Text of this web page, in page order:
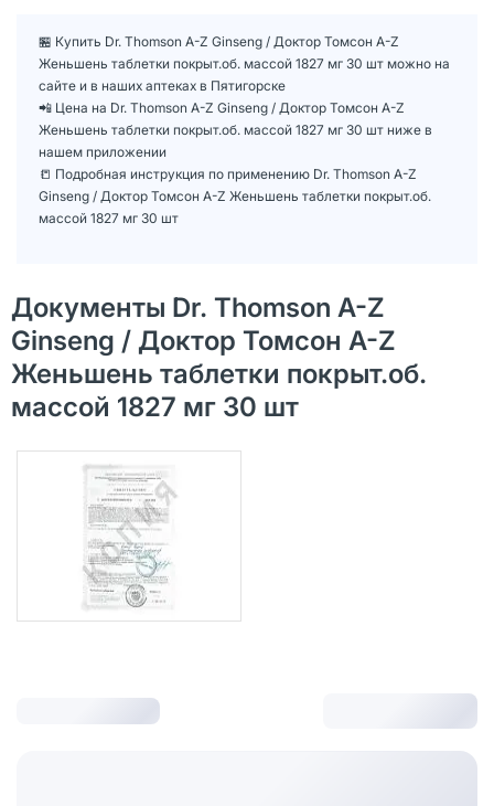
🏪 Купить Dr. Thomson A-Z Ginseng / Доктор Томсон A-Z
Женьшень таблетки покрыт.об. массой 1827 мг 30 шт можно на
сайте и в наших аптеках в Пятигорске
📲 Цена на Dr. Thomson A-Z Ginseng / Доктор Томсон A-Z
Женьшень таблетки покрыт.об. массой 1827 мг 30 шт ниже в
нашем приложении
📒 Подробная инструкция по применению Dr. Thomson A-Z
Ginseng / Доктор Томсон A-Z Женьшень таблетки покрыт.об.
массой 1827 мг 30 шт
Документы Dr. Thomson A-Z
Ginseng / Доктор Томсон A-Z
Женьшень таблетки покрыт.об.
массой 1827 мг 30 шт